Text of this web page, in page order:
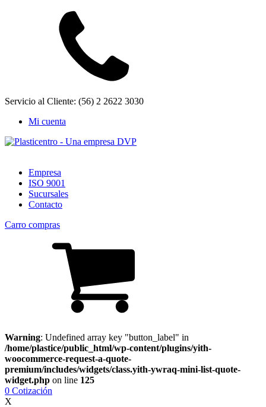
Servicio al Cliente: (56) 2 2622 3030
Mi cuenta
Empresa
ISO 9001
Sucursales
Contacto
Carro compras
Warning: Undefined array key "button_label" in
/home/plastice/public_html/wp-content/plugins/yith-
woocommerce-request-a-quote-
premium/includes/widgets/class.yith-ywraq-mini-list-quote-
widget.php on line 125
0 Cotización
X